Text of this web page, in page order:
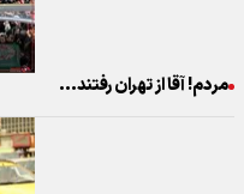
مردم! آقا از تهران رفتند...